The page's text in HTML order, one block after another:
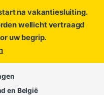
na vakantiesluiting.
wellicht vertraagd
uw begrip.
ticket
en België